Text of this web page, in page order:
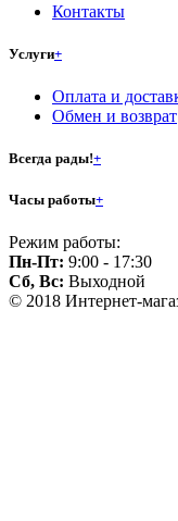
Контакты
Услуги+
Оплата и
Обмен и возврат
Всегда рады!+
Часы работы+
Режим работы:
Пн-Пт: 9:00 - 17:30
Сб, Вс: Выходной
© 2018 Интернет-